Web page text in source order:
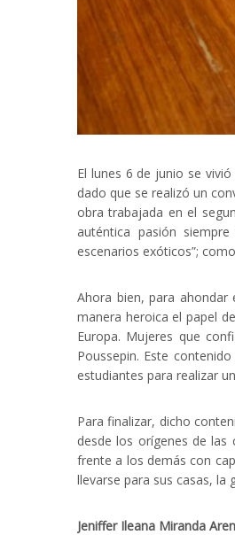
El lunes 6 de junio se
dado que se realizó un
obra trabajada en el
auténtica pasión
escenarios exóticos”;
Ahora bien, para
manera heroica el papel
Europa. Mujeres que
Poussepin. Este
estudiantes para realizar
Para finalizar, dicho
desde los orígenes de las
frente a los demás con
llevarse para sus casas, la
Jeniffer Ileana Miranda